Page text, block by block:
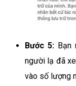
Bước 5:Bạn
người lạ đã
vào số lượng